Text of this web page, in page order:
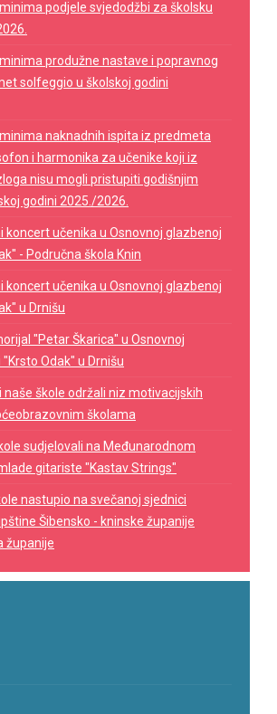
podjele svjedodžbi za školsku
produžne nastave i popravnog
solfeggio u školskoj godini
naknadnih ispita iz predmeta
i harmonika za učenike koji iz
nisu mogli pristupiti godišnjim
godini 2025./2026.
koncert učenika u Osnovnoj glazbenoj
- Područna škola Knin
koncert učenika u Osnovnoj glazbenoj
u Drnišu
"Petar Škarica" u Osnovnoj
Odak" u Drnišu
naše škole održali niz motivacijskih
školama
sudjelovali na Međunarodnom
gitariste "Kastav Strings"
nastupio na svečanoj sjednici
Šibensko - kninske županije
županije